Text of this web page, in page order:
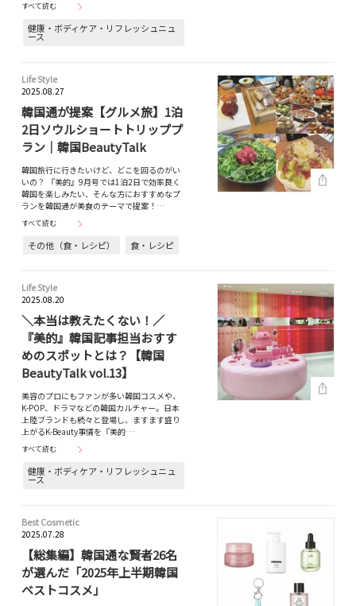
すべて読む
健康・ボディケア・リフレッシュニュ
ース
Life Style
2025.08.27
韓国通が提案【グルメ旅】1泊
2日ソウルショートトリッププ
ラン｜韓国BeautyTalk
韓国旅行に行きたいけど、どこを回るのがい
いの？ 『美的』9月号では1泊2日で効率良く
韓国を楽しみたい、そんな方におすすめなプ
ランを韓国通が美食のテーマで提案！…
すべて読む
その他（食・レシピ） 食・レシピ
Life Style
2025.08.20
＼本当は教えたくない！／
『美的』韓国記事担当おすす
めのスポットとは？【韓国
BeautyTalk vol.13】
美容のプロにもファンが多い韓国コスメや、
K-POP、ドラマなどの韓国カルチャー。日本
上陸ブランドも続々と登場し、ますます盛り
上がるK-Beauty事情を『美的…
すべて読む
健康・ボディケア・リフレッシュニュ
ース
Best Cosmetic
2025.07.28
【総集編】韓国通な賢者26名
が選んだ「2025年上半期韓国
ベストコスメ」